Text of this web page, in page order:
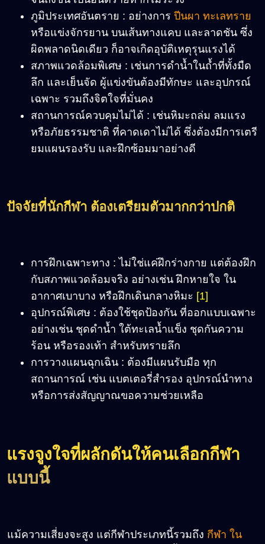
ภูมิประเทศอันตราย : อย่างการ ปีนผา ทะเลทราย
หรือแข่งจักรยาน บนเส้นทางแคบ และลาดชัน ซึ่ง
ผิดพลาดนิดเดียว ก็อาจเกิดอุบัติเหตุรุนแรงได้
สภาพแวดล้อมพิเศษ : เช่นการดำน้ำในถ้ำที่ทั้งมืด
ลึก และเย็นจัด ผู้แข่งขันต้องมีทักษะ และอุปกรณ์
เฉพาะ รวมถึงจิตใจที่มั่นคง
สถานการณ์ควบคุมไม่ได้ : เช่นหิมะถล่ม ลมแรง
หรือภัยธรรมชาติ ที่คาดเดาไม่ได้ ซึ่งต้องมีการเตรี
ยมแผนรองรับ และฝึกซ้อมมาอย่างดี
ปัจจัยที่นักกีฬา ต้องเตรียมตัวมากกว่าปกติ
การฝึกเฉพาะทาง : ไม่ใช่แค่ฝึกร่างกาย แต่ต้องฝึก
กับสภาพแวดล้อมจริง อย่างเช่น ฝึกหายใจ ใน
อากาศเบาบาง หรือฝึกเดินกลางหิมะ [1]
อุปกรณ์พิเศษ : ต้องใช้ชุดป้องกัน ที่ออกแบบเฉพาะ
อย่างเช่น ชุดดำน้ำ ใต้ทะเลน้ำแข็ง ชุดกันความ
ร้อน หรือรองเท้า สำหรับทรายลึก
การวางแผนฉุกเฉิน : ต้องมีแผนรับมือ ทุก
สถานการณ์ เช่น แบตเตอรี่สำรอง อุปกรณ์นำทาง
หรือการส่งสัญญาณขอความช่วยเหลือ
แรงจูงใจที่ผลักดันให้คนเลือกกีฬา
แบบนี้
แม้ความเสี่ยงจะสูง แต่กีฬาประเภทนี้รวมถึง กีฬา ใน